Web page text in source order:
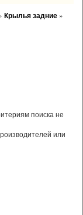
Крылья задние »
поиска не
или